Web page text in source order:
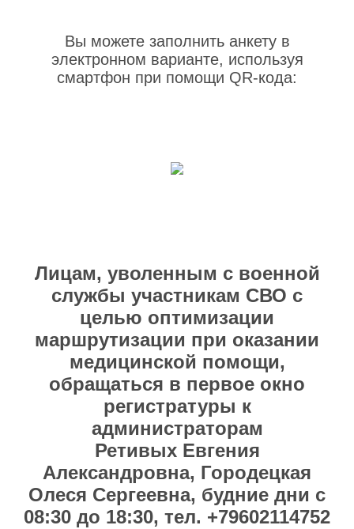
Вы можете заполнить анкету в
электронном варианте, используя
смартфон при помощи QR-кода:
Лицам, уволенным с военной
службы участникам СВО с
целью оптимизации
маршрутизации при оказании
медицинской помощи,
обращаться в первое окно
регистратуры к
администраторам
Ретивых Евгения
Александровна, Городецкая
Олеся Сергеевна, будние дни с
08:30 до 18:30, тел. +79602114752